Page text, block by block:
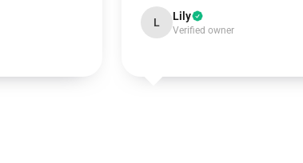
L Lily
Verified owner